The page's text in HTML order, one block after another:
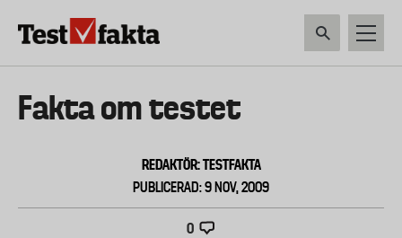
Huvudmeny
ny
Fakta om testet
REDAKTÖR: TESTFAKTA
PUBLICERAD: 9 NOV, 2009
0